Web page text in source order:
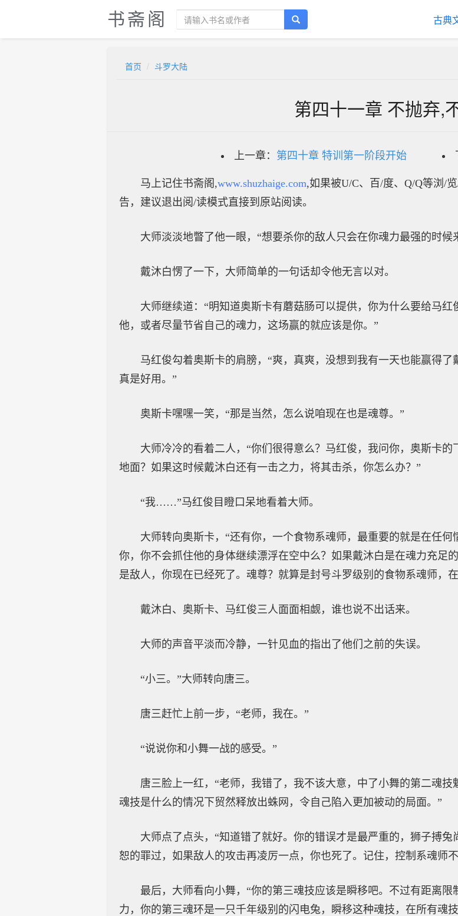
书斋阁 古典
首页 斗罗大陆
第四十一章 不抛弃,
上一章： 第四十章 特训第一阶段开始
马上记住书斋阁,www.shuzhaige.com,如果被U/C、百/度、Q/Q等浏/
告，建议退出阅/读模式直接到原站阅读。
大师淡淡地瞥了他一眼，“想要杀你的敌人只会在你魂力最强的时候
戴沐白愣了一下，大师简单的一句话却令他无言以对。
大师继续道：“明知道奥斯卡有蘑菇肠可以提供，你为什么要给马
他，或者尽量节省自己的魂力，这场赢的就应该是你。”
马红俊勾着奥斯卡的肩膀，“爽，真爽，没想到我有一天也能赢得
真是好用。”
奥斯卡嘿嘿一笑，“那是当然，怎么说咱现在也是魂尊。”
大师冷冷的看着二人，“你们很得意么？马红俊，我问你，奥斯卡
地面？如果这时候戴沐白还有一击之力，将其击杀，你怎么办？”
“我……”马红俊目瞪口呆地看着大师。
大师转向奥斯卡，“还有你，一个食物系魂师，最重要的就是在任
你，你不会抓住他的身体继续漂浮在空中么？如果戴沐白是在魂力充足
是敌人，你现在已经死了。魂尊？就算是封号斗罗级别的食物系魂师，
戴沐白、奥斯卡、马红俊三人面面相觑，谁也说不出话来。
大师的声音平淡而冷静，一针见血的指出了他们之前的失误。
“小三。”大师转向唐三。
唐三赶忙上前一步，“老师，我在。”
“说说你和小舞一战的感受。”
唐三脸上一红，“老师，我错了，我不该大意，中了小舞的第二魂
魂技是什么的情况下贸然释放出蛛网，令自己陷入更加被动的局面。”
大师点了点头，“知道错了就好。你的错误才是最严重的，狮子搏
恕的罪过，如果敌人的攻击再凌厉一点，你也死了。记住，控制系魂师
最后，大师看向小舞，“你的第三魂技应该是瞬移吧。不过有距离
力，你的第三魂环是一只千年级别的闪电兔，瞬移这种魂技，在所有魂